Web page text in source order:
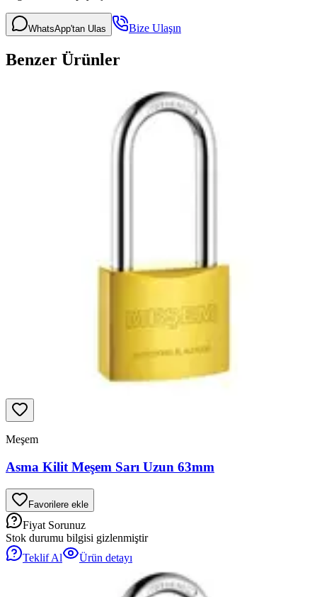
WhatsApp'tan Ulas Bize Ulaşın
Benzer Ürünler
Meşem
Asma Kilit Meşem Sarı Uzun 63mm
Favorilere ekle
Fiyat Sorunuz
Stok durumu bilgisi gizlenmiştir
Teklif Al
Ürün detayı